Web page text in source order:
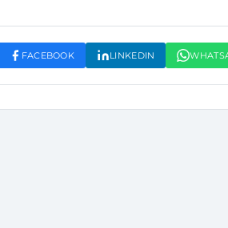
FACEBOOK LINKEDIN